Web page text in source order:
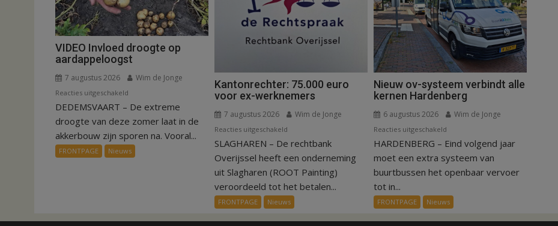
VIDEO Invloed droogte op
aardappeloogst
7 augustus 2026 Wim de Jonge
Reacties uitgeschakeld
VIDEO
Invloed
op
aardappeloogst
DEDEMSVAART – De extreme
droogte van deze zomer laat in de
akkerbouw zijn sporen na. Vooral...
FRONTPAGE Nieuws
Kantonrechter: 75.000 euro
voor ex-werknemers
7 augustus 2026 Wim de Jonge
Reacties uitgeschakeld
Kantonrechter:
75.000
euro
ex-
werknemers
SLAGHAREN – De rechtbank
Overijssel heeft een onderneming
uit Slagharen (ROOT Painting)
veroordeeld tot het betalen...
FRONTPAGE Nieuws
Nieuw ov-systeem verbindt alle
kernen Hardenberg
6 augustus 2026 Wim de Jonge
Reacties uitgeschakeld
Nieuw
ov-
systeem
alle
kernen
Hardenberg
HARDENBERG – Eind volgend jaar
moet een extra systeem van
buurtbussen het openbaar vervoer
tot in...
FRONTPAGE Nieuws